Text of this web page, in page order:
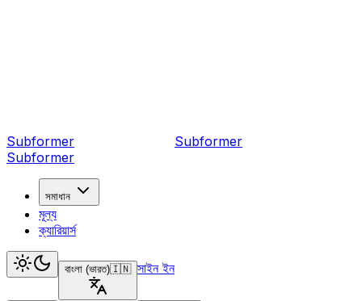
Subformer Subformer
Subformer
সমাধান
মূল্য
ক্যারিয়ার্স
বাংলা (ভারত)🇮🇳 সাইন ইন